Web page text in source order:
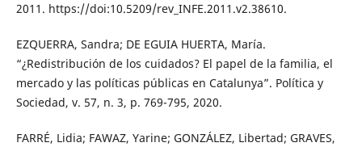
2011. https://doi:10.5209/rev_INFE.2011.v2.38610.
EZQUERRA, Sandra; DE EGUIA HUERTA, María.
“¿Redistribución de los cuidados? El papel de la familia, el
mercado y las políticas públicas en Catalunya”. Política y
Sociedad, v. 57, n. 3, p. 769-795, 2020.
FARRÉ, Lidia; FAWAZ, Yarine; GONZÁLEZ, Libertad; GRAVES,